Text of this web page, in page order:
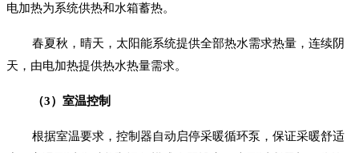
电加热为系统供热和水箱蓄热。
春夏秋，晴天，太阳能系统提供全部热水需求热量，连续阴
天，由电加热提供热水热量需求。
（3）室温控制
根据室温要求，控制器自动启停采暖循环泵，保证采暖舒适